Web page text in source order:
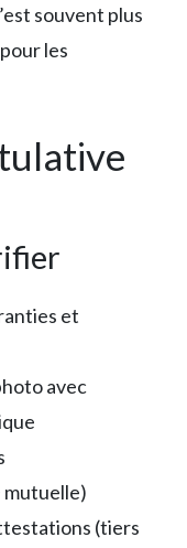
souvent plus
les
et
avec
mutuelle)
(tiers